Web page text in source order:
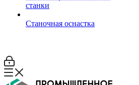
станки
Станочная оснастка